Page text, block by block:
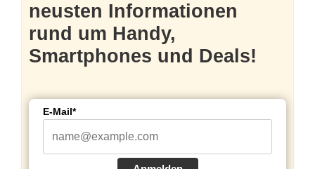
neusten Informationen
rund um Handy,
Smartphones und Deals!
E-Mail*